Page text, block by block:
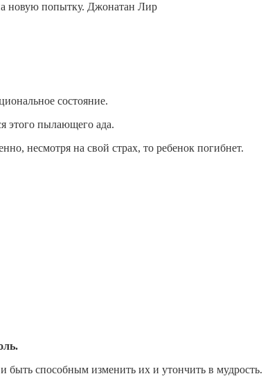
новую попытку. Джонатан Лир
состояние.
этого пылающего ада.
несмотря на свой страх, то ребенок погибнет.
способным изменить их и утончить в мудрость.